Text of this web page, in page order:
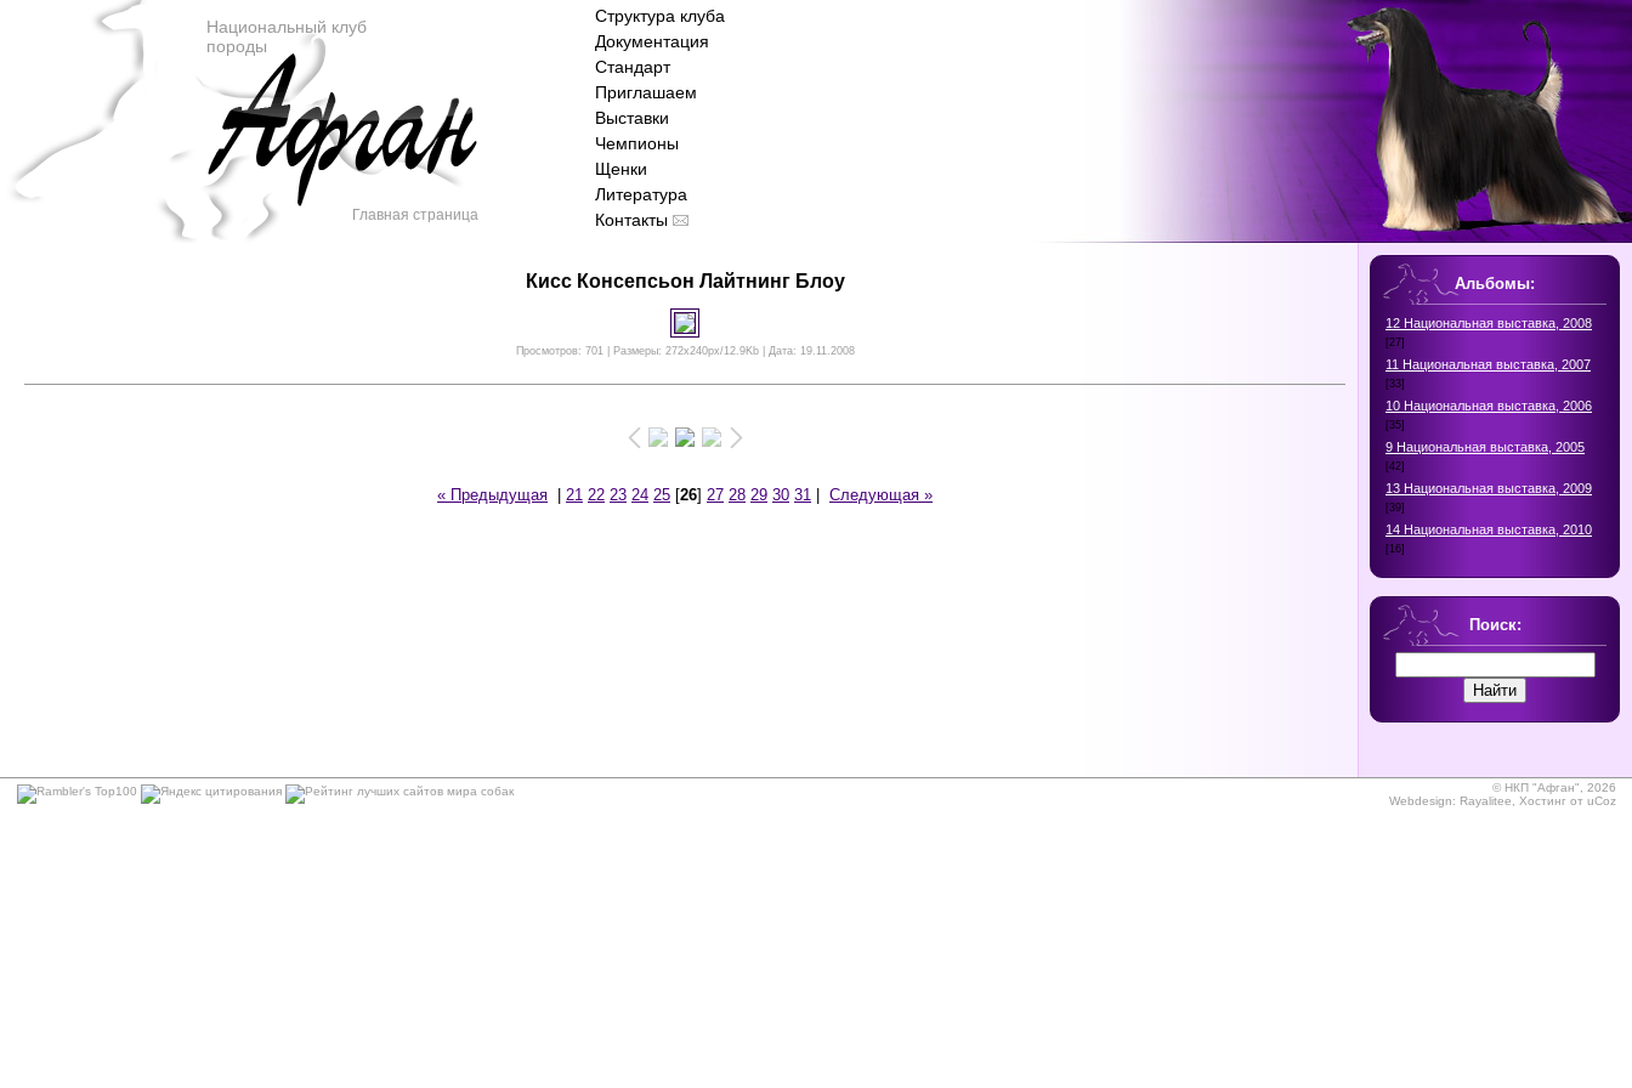
Национальный клуб
породы
Главная страница
Структура клуба
Документация
Стандарт
Приглашаем
Выставки
Чемпионы
Щенки
Литература
Контакты
Кисс Консепсьон Лайтнинг Блоу
Просмотров: 701 | Размеры: 272x240px/12.9Kb | Дата: 19.11.2008
« Предыдущая 21 22 23 24 25 [26] 27 28 29 30 31 Следующая »
Альбомы:
12 Национальная выставка, 2008
[27]
11 Национальная выставка, 2007
[33]
10 Национальная выставка, 2006
[35]
9 Национальная выставка, 2005
[42]
13 Национальная выставка, 2009
[39]
14 Национальная выставка, 2010
[16]
Поиск:
©НКП "Афган", 2026
Webdesign: Rayalitee Хостинг от uCoz